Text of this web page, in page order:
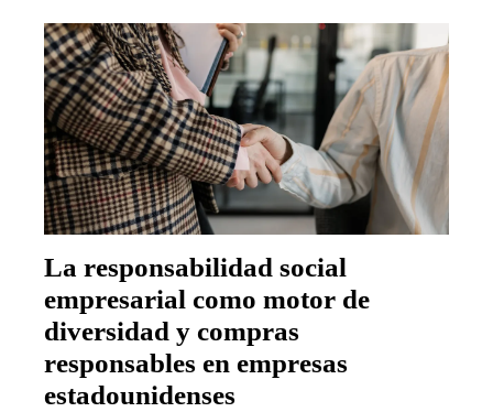
La responsabilidad social
empresarial como motor de
diversidad y compras
responsables en empresas
estadounidenses